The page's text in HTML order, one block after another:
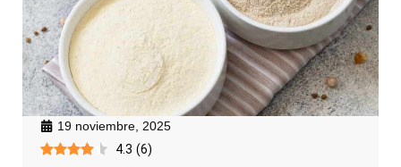
19 noviembre, 2025
4.3 (6)